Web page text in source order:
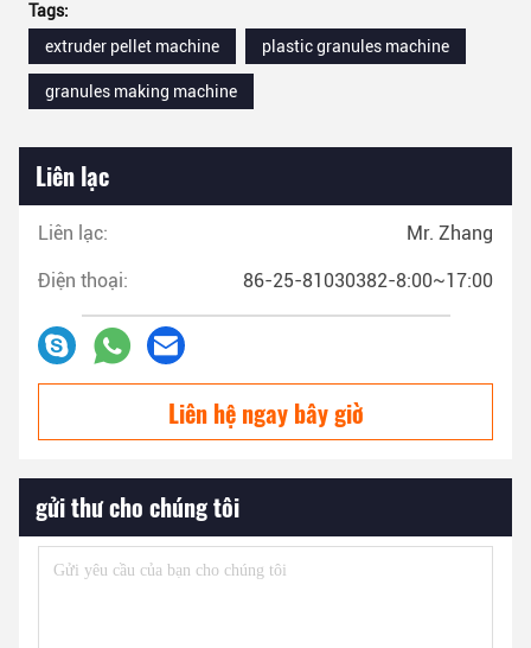
Tags:
extruder pellet machine
plastic granules machine
granules making machine
Liên lạc
Liên lạc: Mr. Zhang
Điện thoại: 86-25-81030382-8:00~17:00
Liên hệ ngay bây giờ
gửi thư cho chúng tôi